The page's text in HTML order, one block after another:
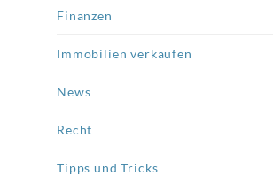
Finanzen
Immobilien verkaufen
News
Recht
Tipps und Tricks